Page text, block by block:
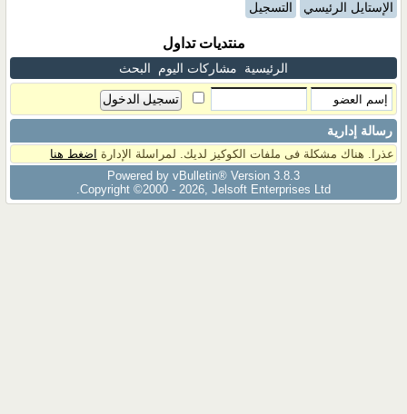
الإستايل الرئيسي التسجيل
منتديات تداول
الرئيسية مشاركات اليوم البحث
رسالة إدارية
عذرا. هناك مشكلة فى ملفات الكوكيز لديك. لمراسلة الإدارة اضغط هنا
Powered by vBulletin® Version 3.8.3
Copyright ©2000 - 2026, Jelsoft Enterprises Ltd.